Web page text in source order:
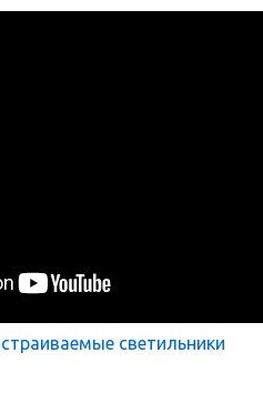
светильники